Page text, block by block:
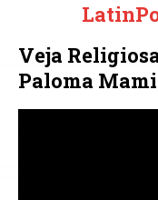
Veja
Paloma Mami